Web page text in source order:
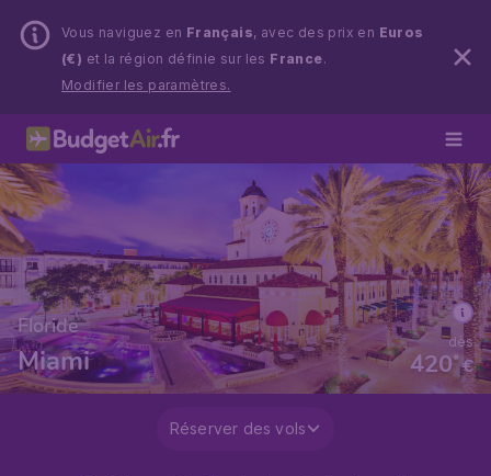
Vous naviguez en Français, avec des prix en Euros
(€) et la région définie sur les France.
Modifier les paramètres.
Floride
Miami €
420*
dès
Réserver des vols